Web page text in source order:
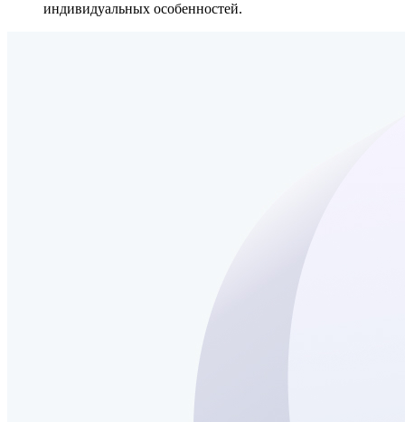
индивидуальных особенностей.